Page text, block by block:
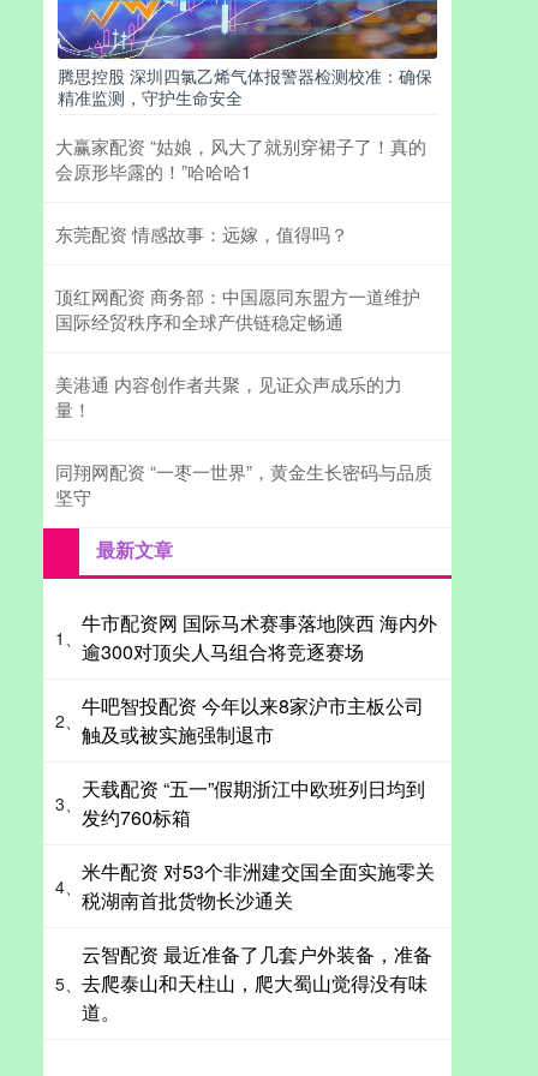
腾思控股 深圳四氯乙烯气体报警器检测校准：确保
精准监测，守护生命安全
大赢家配资 “姑娘，风大了就别穿裙子了！真的
会原形毕露的！”哈哈哈1
东莞配资 情感故事：远嫁，值得吗？
顶红网配资 商务部：中国愿同东盟方一道维护
国际经贸秩序和全球产供链稳定畅通
美港通 内容创作者共聚，见证众声成乐的力
量！
同翔网配资 “一枣一世界”，黄金生长密码与品质
坚守
最新文章
1、
牛市配资网 国际马术赛事落地陕西 海内外
逾300对顶尖人马组合将竞逐赛场
2、
牛吧智投配资 今年以来8家沪市主板公司
触及或被实施强制退市
3、
天载配资 “五一”假期浙江中欧班列日均到
发约760标箱
4、
米牛配资 对53个非洲建交国全面实施零关
税湖南首批货物长沙通关
5、
云智配资 最近准备了几套户外装备，准备
去爬泰山和天柱山，爬大蜀山觉得没有味
道。